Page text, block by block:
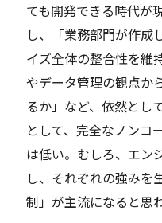
ても開発できる時代が
し、「業務部門が作成
イズ全体の整合性を維
やデータ管理の観点か
るか」など、依然とし
として、完全なノンコ
は低い。むしろ、エン
し、それぞれの強みを
制」が主流になると思